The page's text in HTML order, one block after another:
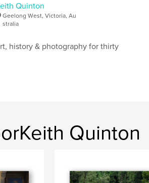
Quinton
Geelong West, Victoria, Au
stralia
history & photography for thirty
Quinton